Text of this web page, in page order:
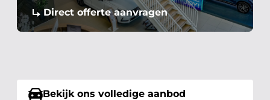
Direct offerte aanvragen
Bekijk ons volledige aanbod